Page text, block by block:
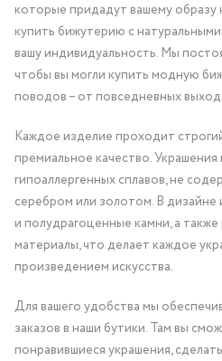
которые придадут вашему
купить бижутерию с
вашу индивидуальность. Мы
чтобы вы могли купить модную
поводов – от повседневных
Каждое изделие проходит
премиальное качество. Украшения
гипоаллергенных сплавов, не
серебром или золотом. В дизайне
и полудрагоценные камни, а
материалы, что делает каждое
произведением искусства.
Для вашего удобства мы
заказов в наши бутики. Там вы
понравившиеся украшения,